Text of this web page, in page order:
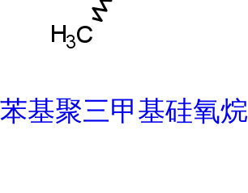
苯基聚三甲基硅氧烷